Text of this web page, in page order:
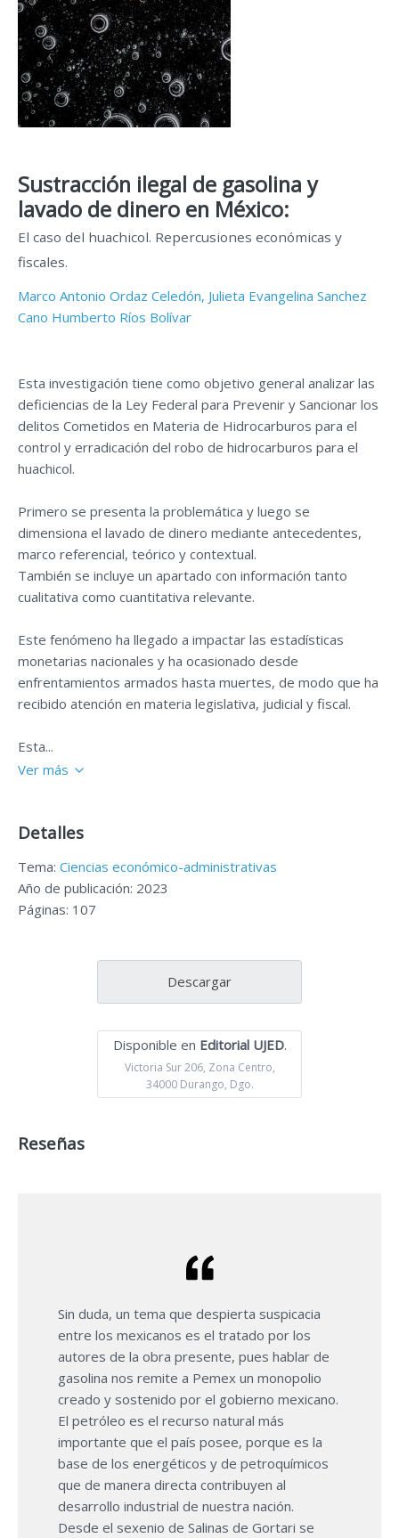
Sustracción ilegal de gasolina y
lavado de dinero en México:
El caso del huachicol. Repercusiones económicas y
fiscales.
Marco Antonio Ordaz Celedón, Julieta Evangelina Sanchez
Cano Humberto Ríos Bolívar
Esta investigación tiene como objetivo general analizar las
deficiencias de la Ley Federal para Prevenir y Sancionar los
delitos Cometidos en Materia de Hidrocarburos para el
control y erradicación del robo de hidrocarburos para el
huachicol.
Primero se presenta la problemática y luego se
dimensiona el lavado de dinero mediante antecedentes,
marco referencial, teórico y contextual.
También se incluye un apartado con información tanto
cualitativa como cuantitativa relevante.
Este fenómeno ha llegado a impactar las estadísticas
monetarias nacionales y ha ocasionado desde
enfrentamientos armados hasta muertes, de modo que ha
recibido atención en materia legislativa, judicial y fiscal.
Esta...
Ver más
Detalles
Tema: Ciencias económico-administrativas
Año de publicación: 2023
Páginas: 107
Descargar
Disponible en Editorial UJED.
Victoria Sur 206, Zona Centro,
34000 Durango, Dgo.
Reseñas
Sin duda, un tema que despierta suspicacia
entre los mexicanos es el tratado por los
autores de la obra presente, pues hablar de
gasolina nos remite a Pemex un monopolio
creado y sostenido por el gobierno mexicano.
El petróleo es el recurso natural más
importante que el país posee, porque es la
base de los energéticos y de petroquímicos
que de manera directa contribuyen al
desarrollo industrial de nuestra nación.
Desde el sexenio de Salinas de Gortari se